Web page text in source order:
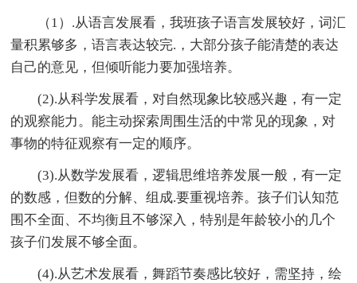
（1）.从语言发展看，我班孩子语言发展较好，词汇
量积累够多，语言表达较完.，大部分孩子能清楚的表达
自己的意见，但倾听能力要加强培养。
(2).从科学发展看，对自然现象比较感兴趣，有一定
的观察能力。能主动探索周围生活的中常见的现象，对
事物的特征观察有一定的顺序。
(3).从数学发展看，逻辑思维培养发展一般，有一定
的数感，但数的分解、组成.要重视培养。孩子们认知范
围不全面、不均衡且不够深入，特别是年龄较小的几个
孩子们发展不够全面。
(4).从艺术发展看，舞蹈节奏感比较好，需坚持，绘